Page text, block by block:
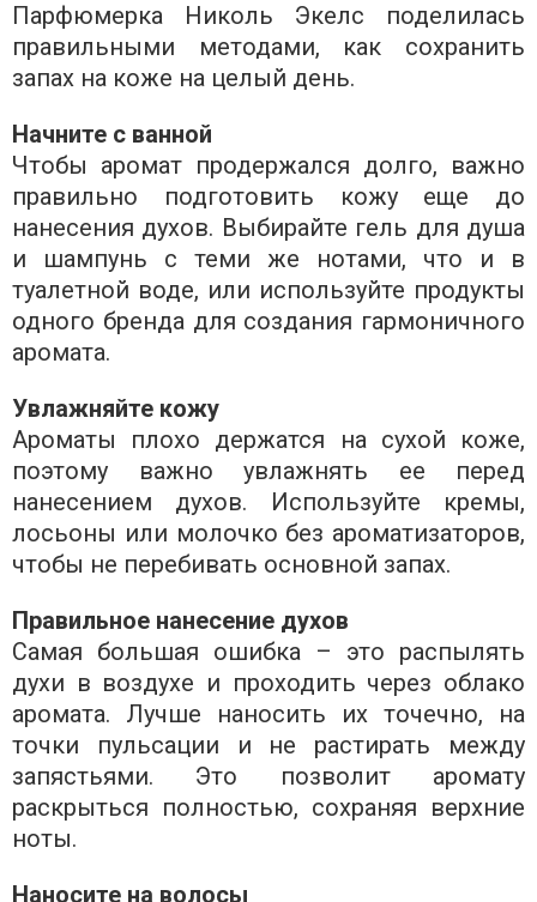
Парфюмерка Николь Экелс поделилась
правильными методами, как сохранить
запах на коже на целый день.
Начните с ванной
Чтобы аромат продержался долго, важно
правильно подготовить кожу еще до
нанесения духов. Выбирайте гель для душа
и шампунь с теми же нотами, что и в
туалетной воде, или используйте продукты
одного бренда для создания гармоничного
аромата.
Увлажняйте кожу
Ароматы плохо держатся на сухой коже,
поэтому важно увлажнять ее перед
нанесением духов. Используйте кремы,
лосьоны или молочко без ароматизаторов,
чтобы не перебивать основной запах.
Правильное нанесение духов
Самая большая ошибка – это распылять
духи в воздухе и проходить через облако
аромата. Лучше наносить их точечно, на
точки пульсации и не растирать между
запястьями. Это позволит аромату
раскрыться полностью, сохраняя верхние
ноты.
Наносите на волосы